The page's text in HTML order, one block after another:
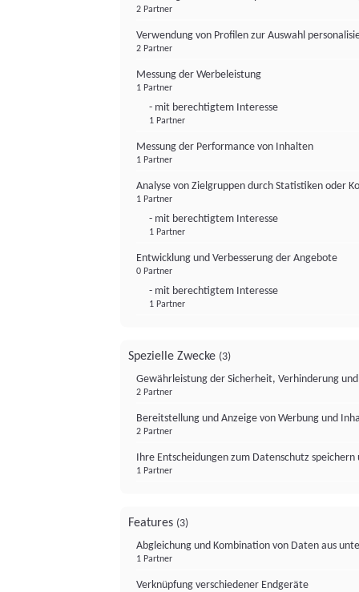
2 Partner
Verwendung von Profilen zur Auswahl
2 Partner
Messung der Werbeleistung
1 Partner
- mit berechtigtem Interesse
1 Partner
Messung der Performance von Inhalten
1 Partner
Analyse von Zielgruppen durch Statistiken oder
1 Partner
- mit berechtigtem Interesse
1 Partner
Entwicklung und Verbesserung der Angebote
0 Partner
- mit berechtigtem Interesse
1 Partner
Spezielle Zwecke (3)
Gewährleistung der Sicherheit, Verhinderung
2 Partner
Bereitstellung und Anzeige von Werbung und
2 Partner
Ihre Entscheidungen zum Datenschutz
1 Partner
Features (3)
Abgleichung und Kombination von Daten aus
1 Partner
Verknüpfung verschiedener Endgeräte